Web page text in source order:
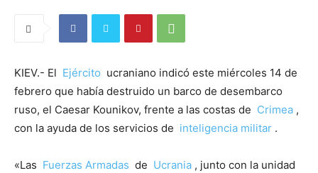
KIEV.- El Ejército ucraniano indicó este miércoles 14 de
febrero que había destruido un barco de desembarco
ruso, el Caesar Kounikov, frente a las costas de Crimea ,
con la ayuda de los servicios de inteligencia militar .
«Las Fuerzas Armadas de Ucrania , junto con la unidad